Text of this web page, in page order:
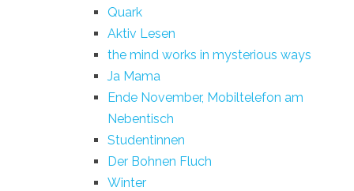
Quark
Aktiv Lesen
the mind works in mysterious ways
Ja Mama
Ende November, Mobiltelefon am
Nebentisch
Studentinnen
Der Bohnen Fluch
Winter